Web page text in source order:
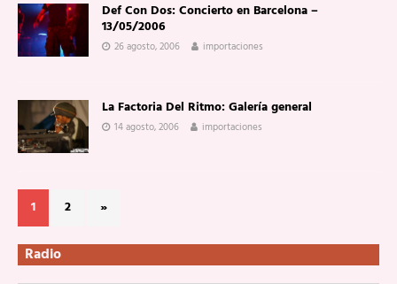
Def Con Dos: Concierto en Barcelona –
13/05/2006
26 agosto, 2006 importaciones
La Factoria Del Ritmo: Galería general
14 agosto, 2006 importaciones
1 2 »
Radio